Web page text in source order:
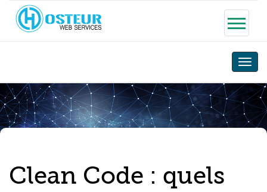
Toggle
Clean Code : quels